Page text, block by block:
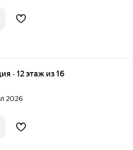
создают отличные
· 12 этаж из 16
2026